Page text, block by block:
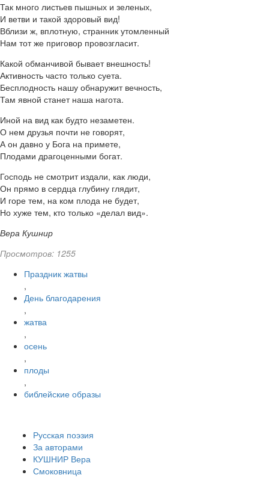
Так много листьев пышных и зеленых,
И ветви и такой здоровый вид!
Вблизи ж, вплотную, странник утомленный
Нам тот же приговор провозгласит.
Какой обманчивой бывает внешность!
Активность часто только суета.
Бесплодность нашу обнаружит вечность,
Там явной станет наша нагота.
Иной на вид как будто незаметен.
О нем друзья почти не говорят,
А он давно у Бога на примете,
Плодами драгоценными богат.
Господь не смотрит издали, как люди,
Он прямо в сердца глубину глядит,
И горе тем, на ком плода не будет,
Но хуже тем, кто только «делал вид».
Вера Кушнир
Просмотров: 1255
Праздник жатвы
,
День благодарения
,
жатва
,
осень
,
плоды
,
библейские образы
Русская поэзия
За авторами
КУШНИР Вера
Смоковница